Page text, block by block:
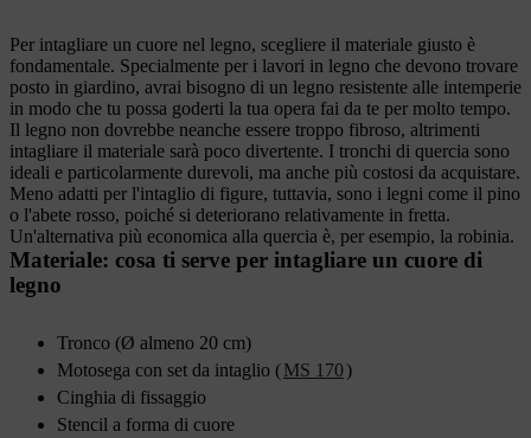
Per intagliare un cuore nel legno, scegliere il materiale giusto è
fondamentale. Specialmente per i lavori in legno che devono trovare
posto in giardino, avrai bisogno di un legno resistente alle intemperie
in modo che tu possa goderti la tua opera fai da te per molto tempo.
Il legno non dovrebbe neanche essere troppo fibroso, altrimenti
intagliare il materiale sarà poco divertente. I tronchi di quercia sono
ideali e particolarmente durevoli, ma anche più costosi da acquistare.
Meno adatti per l'intaglio di figure, tuttavia, sono i legni come il pino
o l'abete rosso, poiché si deteriorano relativamente in fretta.
Un'alternativa più economica alla quercia è, per esempio, la robinia.
Materiale: cosa ti serve per intagliare un cuore di
legno
Tronco (Ø almeno 20 cm)
Motosega con set da intaglio (MS 170)
Cinghia di fissaggio
Stencil a forma di cuore